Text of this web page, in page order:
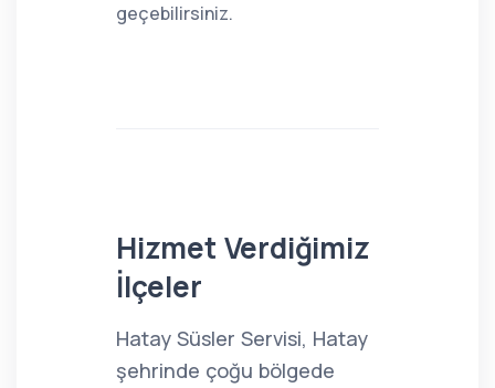
geçebilirsiniz.
Hizmet Verdiğimiz
İlçeler
Hatay Süsler Servisi, Hatay
şehrinde çoğu bölgede